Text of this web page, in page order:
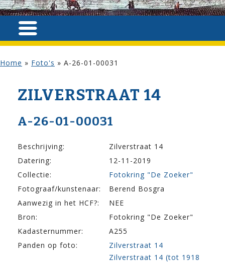
Home » Foto's » A-26-01-00031
ZILVER­STRAAT 14
A-26-01-00031
Beschrijving:
Zilverstraat 14
Datering:
12-11-2019
Collectie:
Fotokring "De Zoeker"
Fotograaf/kunstenaar:
Berend Bosgra
Aanwezig in het HCF?:
NEE
Bron:
Fotokring "De Zoeker"
Kadasternummer:
A255
Panden op foto:
Zilverstraat 14
Zilverstraat 14 (tot 1918